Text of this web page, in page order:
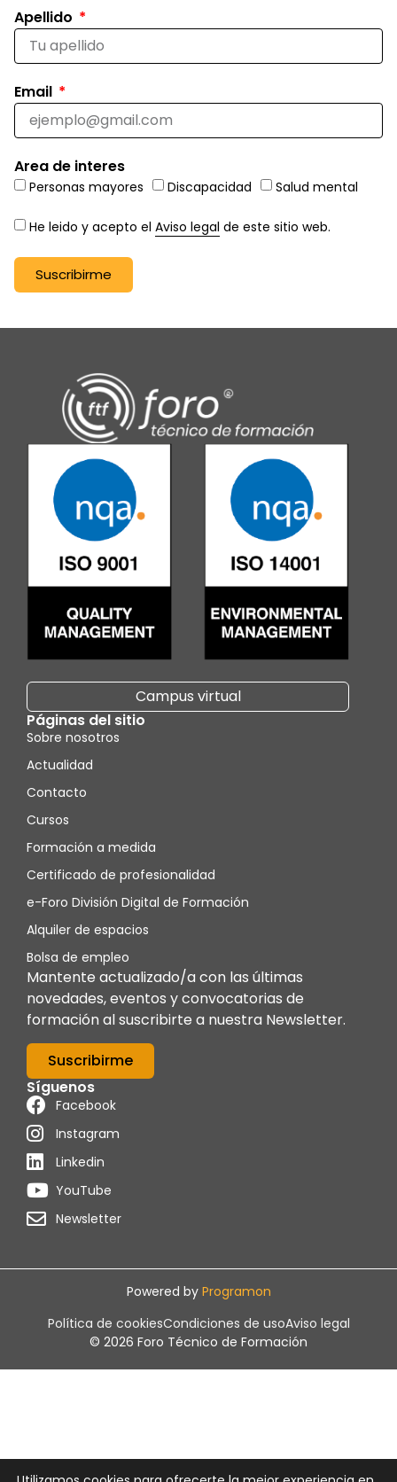
Apellido
Email
Area de interes
Personas mayores Discapacidad Salud mental
He leido y acepto el Aviso legal de este sitio web.
Suscribirme
Campus virtual
Páginas del sitio
Sobre nosotros
Actualidad
Contacto
Cursos
Formación a medida
Certificado de profesionalidad
e-Foro División Digital de Formación
Alquiler de espacios
Bolsa de empleo
Mantente actualizado/a con las últimas
novedades, eventos y convocatorias de
formación al suscribirte a nuestra Newsletter.
Suscribirme
Síguenos
Facebook
Instagram
Linkedin
YouTube
Newsletter
© 2026 Foro Técnico de Formación
Política de cookiesCondiciones de usoAviso legal
Powered by Programon